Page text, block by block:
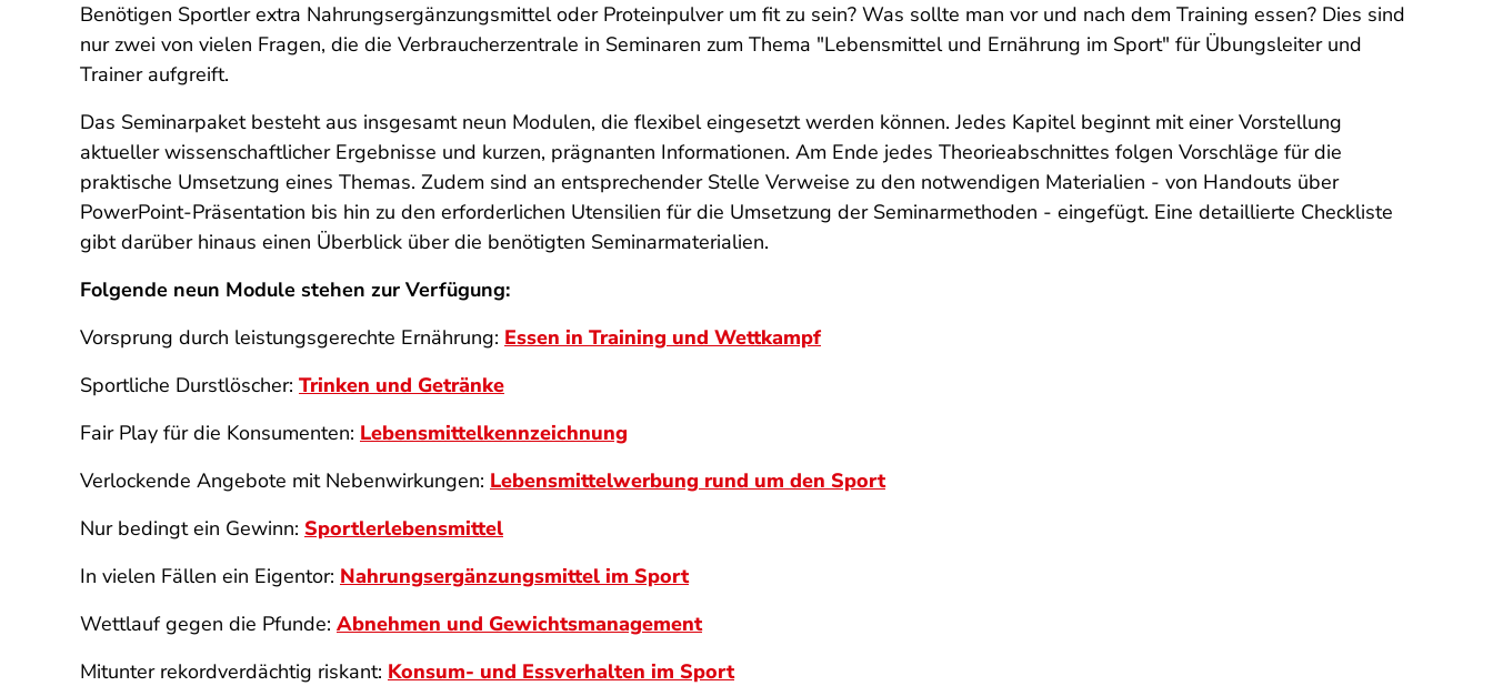
Benötigen Sportler extra Nahrungsergänzungsmittel oder Proteinpulver um fit zu sein? Was sollte man vor und nach dem Training essen? Dies sind
nur zwei von vielen Fragen, die die Verbraucherzentrale in Seminaren zum Thema "Lebensmittel und Ernährung im Sport" für Übungsleiter und
Trainer aufgreift.
Das Seminarpaket besteht aus insgesamt neun Modulen, die flexibel eingesetzt werden können. Jedes Kapitel beginnt mit einer Vorstellung
aktueller wissenschaftlicher Ergebnisse und kurzen, prägnanten Informationen. Am Ende jedes Theorieabschnittes folgen Vorschläge für die
praktische Umsetzung eines Themas. Zudem sind an entsprechender Stelle Verweise zu den notwendigen Materialien - von Handouts über
PowerPoint-Präsentation bis hin zu den erforderlichen Utensilien für die Umsetzung der Seminarmethoden - eingefügt. Eine detaillierte Checkliste
gibt darüber hinaus einen Überblick über die benötigten Seminarmaterialien.
Folgende neun Module stehen zur Verfügung:
Vorsprung durch leistungsgerechte Ernährung: Essen in Training und Wettkampf
Sportliche Durstlöscher: Trinken und Getränke
Fair Play für die Konsumenten: Lebensmittelkennzeichnung
Verlockende Angebote mit Nebenwirkungen: Lebensmittelwerbung rund um den Sport
Nur bedingt ein Gewinn: Sportlerlebensmittel
In vielen Fällen ein Eigentor: Nahrungsergänzungsmittel im Sport
Wettlauf gegen die Pfunde: Abnehmen und Gewichtsmanagement
Mitunter rekordverdächtig riskant: Konsum- und Essverhalten im Sport